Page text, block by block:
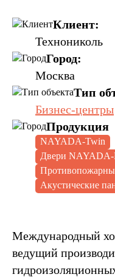
Клиент:
Технониколь
Город:
Москва
Тип
Бизнес-центры
Продукция
NAYADA-Twin
Двери NAYADA-
Акустические
Международный
ведущий